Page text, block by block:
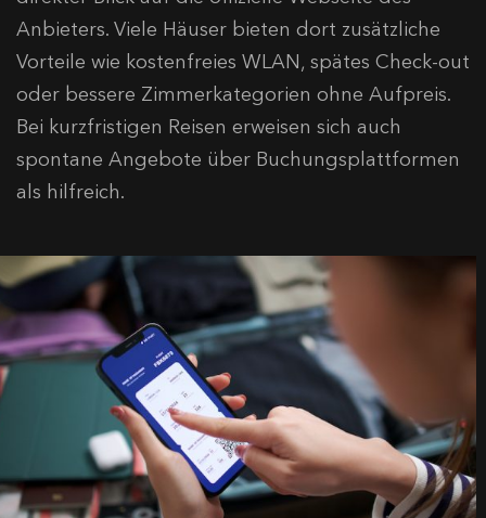
Anbieters. Viele Häuser bieten dort zusätzliche
Vorteile wie kostenfreies WLAN, spätes Check-out
oder bessere Zimmerkategorien ohne Aufpreis.
Bei kurzfristigen Reisen erweisen sich auch
spontane Angebote über Buchungsplattformen
als hilfreich.